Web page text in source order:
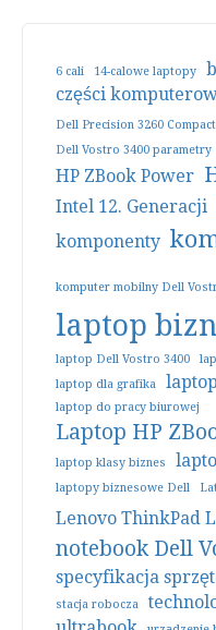
6 cali 14-calowe laptopy
części
Dell Precision 3260 Compact
Dell Vostro 3400 parametry
HP ZBook Power
Intel 12. Generacji
komponenty
komputer mobilny Dell
laptop
laptop Dell Vostro 3400
laptop dla grafika
laptop do pracy biurowej
Laptop HP
laptop klasy biznes
laptopy biznesowe Dell
Lenovo ThinkPad
notebook Dell
specyfikacja
stacja robocza